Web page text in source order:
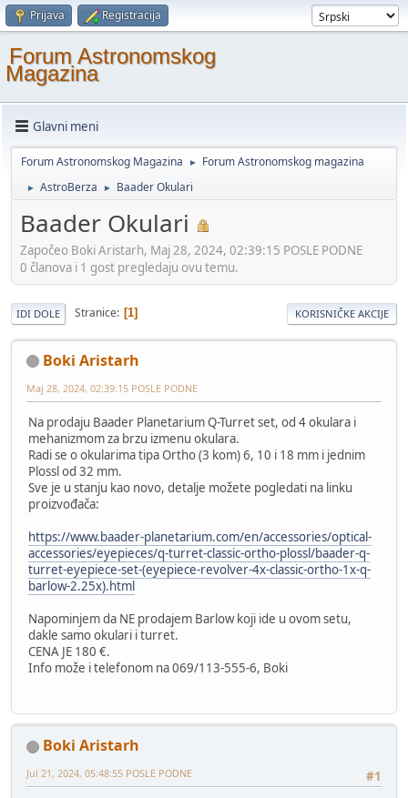
Prijava Registracija
Forum Astronomskog
Magazina
Glavni meni
Forum Astronomskog Magazina ► Forum Astronomskog magazina
► AstroBerza ► Baader Okulari
Baader Okulari
Započeo Boki Aristarh, Maj 28, 2024, 02:39:15 POSLE PODNE
0 članova i 1 gost pregledaju ovu temu.
IDI DOLE Stranice 1 KORISNIČKE AKCIJE
Boki Aristarh
Maj 28, 2024, 02:39:15 POSLE PODNE
Na prodaju Baader Planetarium Q-Turret set, od 4 okulara i
mehanizmom za brzu izmenu okulara.
Radi se o okularima tipa Ortho (3 kom) 6, 10 i 18 mm i jednim
Plossl od 32 mm.
Sve je u stanju kao novo, detalje možete pogledati na linku
proizvođača:
https://www.baader-planetarium.com/en/accessories/optical-
accessories/eyepieces/q-turret-classic-ortho-plossl/baader-q-
turret-eyepiece-set-(eyepiece-revolver-4x-classic-ortho-1x-q-
barlow-2.25x).html
Napominjem da NE prodajem Barlow koji ide u ovom setu,
dakle samo okulari i turret.
CENA JE 180 €.
Info može i telefonom na 069/113-555-6, Boki
Boki Aristarh
#1
Jul 21, 2024, 05:48:55 POSLE PODNE